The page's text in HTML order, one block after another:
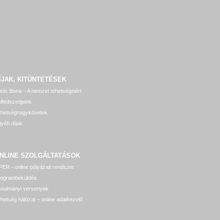
KITÜNTETÉSEK
Bona – A nemzet tehetségeiért
díjak
SZOLGÁLTATÁSOK
- online pályázati rendszer
versenyek
hálózat – online adatkezelő